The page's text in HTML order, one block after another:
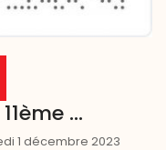
...
1 décembre 2023